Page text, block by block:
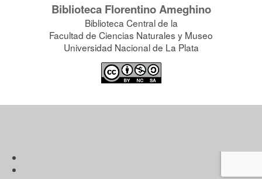
Biblioteca Florentino Ameghino
Biblioteca Central de la
Facultad de Ciencias Naturales y Museo
Universidad Nacional de La Plata